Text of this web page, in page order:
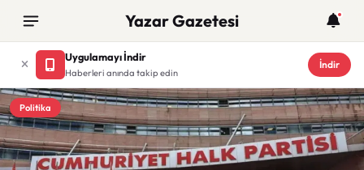
Yazar Gazetesi
Uygulamayı İndir
Haberleri anında takip edin
İndir
Politika